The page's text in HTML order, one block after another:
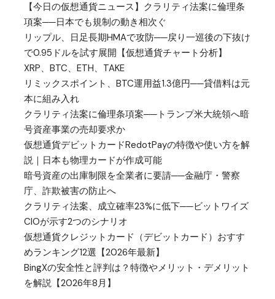
【今日の仮想通貨ニュース】クラリティ法案に倫理条
項案──日本でも規制の動き相次ぐ
リップル、日足長期HMAで攻防──戻り一巡後の下抜け
で0.95ドルを試す展開【仮想通貨チャート分析】
XRP、BTC、ETH、TAKE
リミックスポイント、BTC運用益1.3億円──貸借料は元
本に組み入れ
クラリティ法案に倫理条項案──トランプ米大統領へ暗
号資産事業の売却要求か
仮想通貨デビットカードRedotPayの特徴や使い方を解
説｜日本も物理カードが作成可能
暗号資産の出庫制限を全業者に要請──金融庁・警察
庁、詐欺被害の防止へ
クラリティ法案、成立確率23%に低下──ビットワイズ
CIOが示す2つのシナリオ
仮想通貨クレジットカード（デビットカード）おすす
めランキング12選【2026年最新】
BingXの安全性と評判は？特徴やメリット・デメリット
を解説【2026年8月】